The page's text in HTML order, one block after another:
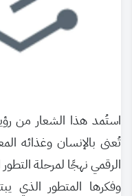
تُعنى بالإنسان وغذائه
الرقمي نهجًا لمرحلة
وفكرها المتطور الذي